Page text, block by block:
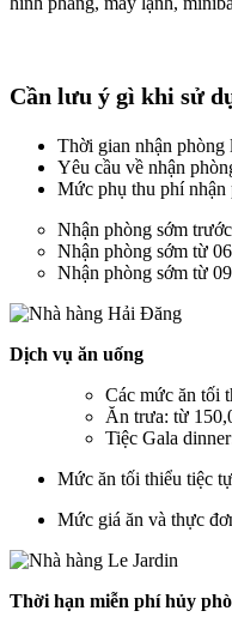
Cần lưu ý gì khi sử
Thời gian nhận phòng
Yêu cầu về nhận
Mức phụ thu phí nhận
Nhận phòng sớm
Nhận phòng sớm từ
Nhận phòng sớm từ
Dịch vụ ăn uống
Các mức ăn tối
Ăn trưa: từ
Tiệc Gala
Mức ăn tối thiểu tiệc
Mức giá ăn và thực
Thời hạn miễn phí hủy